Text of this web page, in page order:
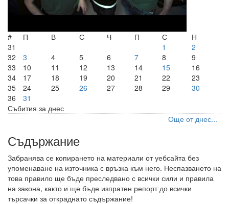
# П В С Ч П С
Н
31
1
2
32
3 4 5 6 7 8
9
33
10 11 12 13 14 15
16
34
17 18 19 20 21 22
23
35
24 25 26 27 28 29
30
36
31
Събития за днес
Още от днес...
Съдържание
Забранява се копирането на материали от уебсайта без
упоменаване на източника с връзка към него. Неспазването на
това правило ще бъде преследвано с всички сили и правила
на закона, както и ще бъде изпратен репорт до всички
търсачки за откраднато съдържание!